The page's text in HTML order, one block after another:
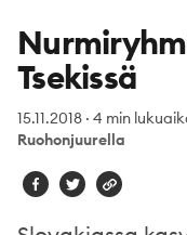
Tsekissä
15.11.2018 · 4 min
Ruohonjuurella